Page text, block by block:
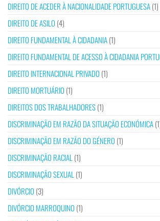
DIREITO DE ACEDER À NACIONALIDADE PORTUGUESA(1)
DIREITO DE ASILO (4)
DIREITO FUNDAMENTAL À CIDADANIA(1)
DIREITO FUNDAMENTAL DE ACESSO À CIDADANIA
DIREITO INTERNACIONAL PRIVADO (1)
DIREITO MORTUÁRIO (1)
DIREITOS DOS TRABALHADORES(1)
DISCRIMINAÇÃO EM RAZÃO DA SITUAÇÃO ECONÓMICA
DISCRIMINAÇÃO EM RAZÃO DO GÉNERO (1)
DISCRIMINAÇÃO RACIAL (1)
DISCRIMINAÇÃO SEXUAL (1)
DIVÓRCIO (3)
DIVÓRCIO MARROQUINO (1)